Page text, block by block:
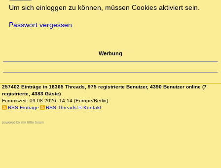
Um sich einloggen zu können, müssen Cookies aktiviert sein.
Passwort vergessen
Werbung
257402 Einträge in 18365 Threads, 975 registrierte Benutzer, 4390 Benutzer online (7
registrierte, 4383 Gäste)
Forumszeit: 09.08.2026, 14:14 (Europe/Berlin)
RSS Einträge
RSS Threads Kontakt
powered by my little forum